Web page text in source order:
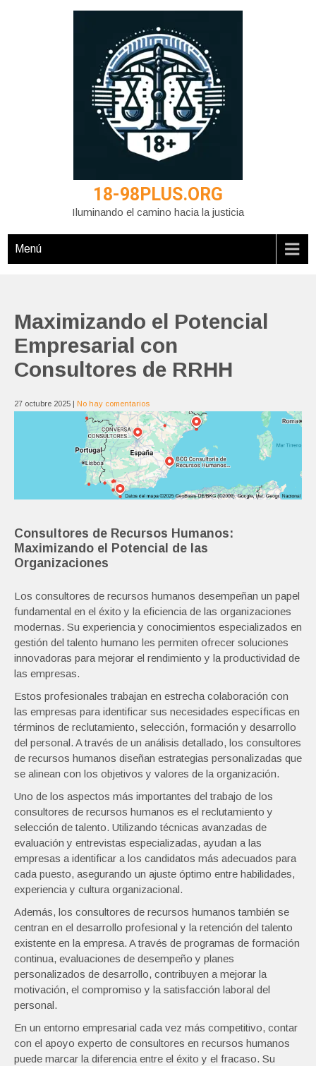
18-98PLUS.ORG
Iluminando el camino hacia la justicia
Menú
Maximizando el Potencial
Empresarial con
Consultores de RRHH
27 octubre 2025 | No hay comentarios
Consultores de Recursos Humanos:
Maximizando el Potencial de las
Organizaciones
Los consultores de recursos humanos desempeñan un papel
fundamental en el éxito y la eficiencia de las organizaciones
modernas. Su experiencia y conocimientos especializados en
gestión del talento humano les permiten ofrecer soluciones
innovadoras para mejorar el rendimiento y la productividad de
las empresas.
Estos profesionales trabajan en estrecha colaboración con
las empresas para identificar sus necesidades específicas en
términos de reclutamiento, selección, formación y desarrollo
del personal. A través de un análisis detallado, los consultores
de recursos humanos diseñan estrategias personalizadas que
se alinean con los objetivos y valores de la organización.
Uno de los aspectos más importantes del trabajo de los
consultores de recursos humanos es el reclutamiento y
selección de talento. Utilizando técnicas avanzadas de
evaluación y entrevistas especializadas, ayudan a las
empresas a identificar a los candidatos más adecuados para
cada puesto, asegurando un ajuste óptimo entre habilidades,
experiencia y cultura organizacional.
Además, los consultores de recursos humanos también se
centran en el desarrollo profesional y la retención del talento
existente en la empresa. A través de programas de formación
continua, evaluaciones de desempeño y planes
personalizados de desarrollo, contribuyen a mejorar la
motivación, el compromiso y la satisfacción laboral del
personal.
En un entorno empresarial cada vez más competitivo, contar
con el apoyo experto de consultores en recursos humanos
puede marcar la diferencia entre el éxito y el fracaso. Su